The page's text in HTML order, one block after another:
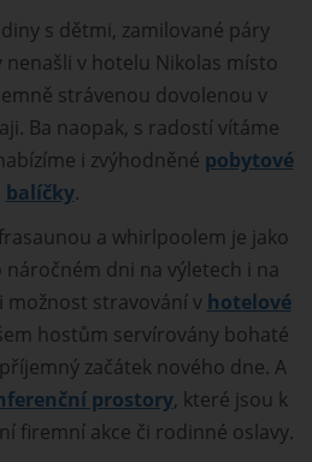
s dětmi, zamilované páry
v hotelu Nikolas místo
strávenou dovolenou v
Ba naopak, s radostí vítáme
i zvýhodněné pobytové
balíčky.
a whirlpoolem je jako
dni na výletech i na
možnost stravování v hotelové
hostům servírovány bohaté
začátek nového dne. A
prostory, které jsou k
firemní akce či rodinné oslavy.